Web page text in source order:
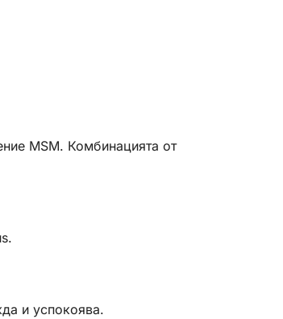
MSM. Комбинацията от
и успокоява.